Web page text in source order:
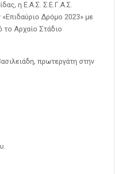
η Ε.Α.Σ. Σ.Ε.Γ.Α.Σ.
Δρόμο 2023» με
το Αρχαίο Στάδιο
πρωτεργάτη στην